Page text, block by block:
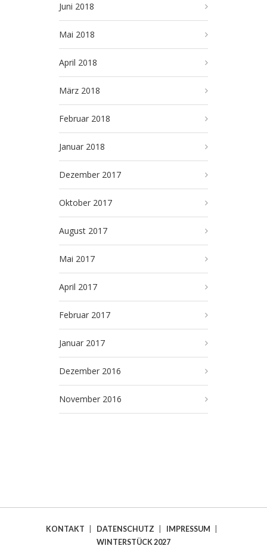
Juni 2018
Mai 2018
April 2018
März 2018
Februar 2018
Januar 2018
Dezember 2017
Oktober 2017
August 2017
Mai 2017
April 2017
Februar 2017
Januar 2017
Dezember 2016
November 2016
KONTAKT DATENSCHUTZ IMPRESSUM
WINTERSTÜCK 2027